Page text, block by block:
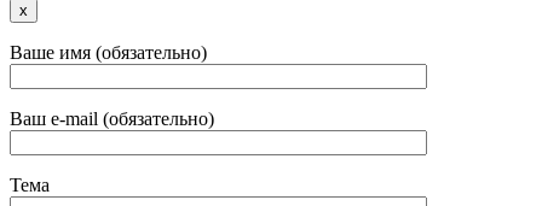
x
Ваше имя (обязательно)
Ваш e-mail (обязательно)
Тема